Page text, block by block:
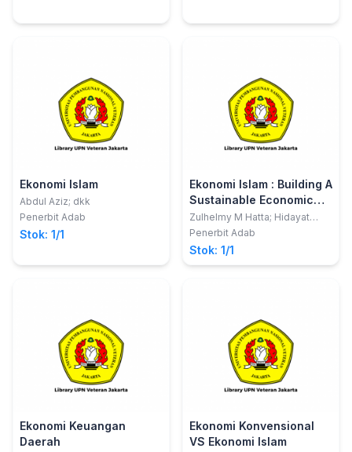
Ekonomi Islam
Abdul Aziz; dkk
Penerbit Adab
Stok: 1/1
Ekonomi Islam : Building A
Sustainable Economic
System
Zulhelmy M Hatta; Hidayat
Bakir
Penerbit Adab
Stok: 1/1
Ekonomi Keuangan
Daerah
Ekonomi Konvensional
VS Ekonomi Islam